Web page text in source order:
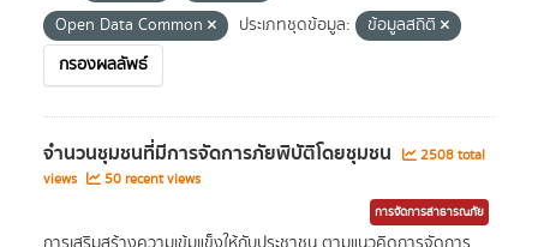
Open Data Common
ประเภทชุดข้อมูล:
ข้อมูลสถิติ
กรองผลลัพธ์
จำนวนชุมชนที่มีการจัดการภัยพิบัติโดยชุมชน
2508 total
views
50 recent views
การจัดการสาธารณภัย